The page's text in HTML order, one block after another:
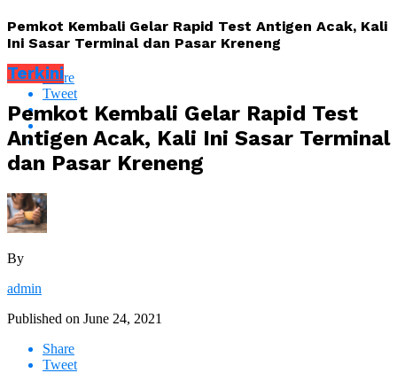
Pemkot Kembali Gelar Rapid Test Antigen Acak, Kali
Ini Sasar Terminal dan Pasar Kreneng
Share
Tweet
Terkini
Pemkot Kembali Gelar Rapid Test
Antigen Acak, Kali Ini Sasar Terminal
dan Pasar Kreneng
By
admin
Published on June 24, 2021
Share
Tweet